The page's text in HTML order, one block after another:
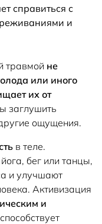
справиться с
и
травмой не
или иного
их от
заглушить
ощущения.
в теле.
бег или танцы,
и улучшают
Активизация
и